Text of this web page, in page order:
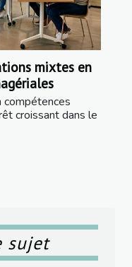
mixtes en
croissant dans le
sujet